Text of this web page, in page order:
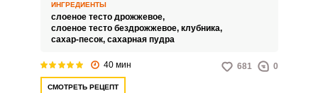
чаепития, не заморачиваясь с
приготовлением теста. Ведь
именно слоеное тесто – это
самое сложное, что есть в
его можно просто купить в
ИНГРЕДИЕНТЫ
слоеное тесто дрожжевое,
слоеное тесто бездрожжевое, клубника,
сахар-песок, сахарная пудра
40 мин 681 0
СМОТРЕТЬ РЕЦЕПТ